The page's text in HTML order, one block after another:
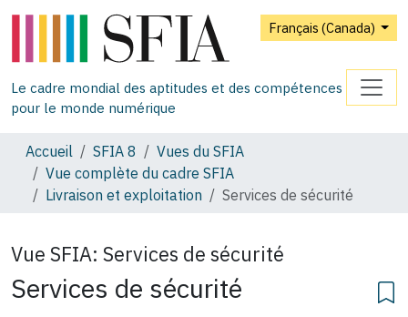
Français (Canada)
Le cadre mondial des aptitudes et des compétences
pour le monde numérique
Accueil SFIA 8
Vues du SFIA
Vue complète du cadre SFIA
Livraison et exploitation
Services de sécurité
Vue SFIA: Services de sécurité
Services de sécurité